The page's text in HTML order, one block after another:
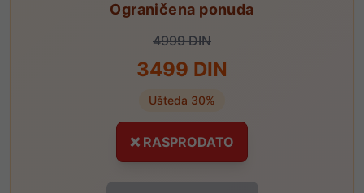
Ograničena ponuda
4999DIN
3499 DIN
Ušteda 30%
❌ RASPRODATO